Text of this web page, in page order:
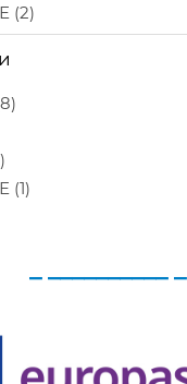
(2)
(1)
_ __________ _